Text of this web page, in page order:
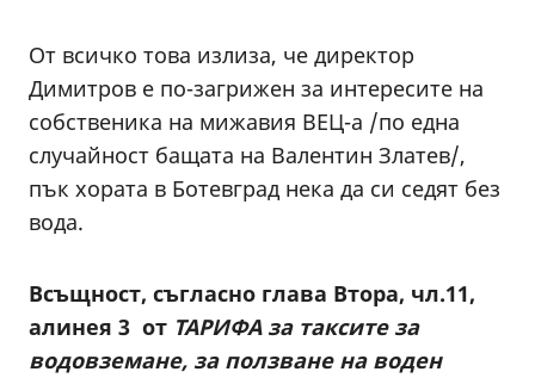
От всичко това излиза, че директор
Димитров е по-загрижен за интересите на
собственика на мижавия ВЕЦ-а /по една
случайност бащата на Валентин Златев/,
пък хората в Ботевград нека да си седят без
вода.
Всъщност, съгласно глава Втора, чл.11,
алинея 3 от ТАРИФА за таксите за
водовземане, за ползване на воден